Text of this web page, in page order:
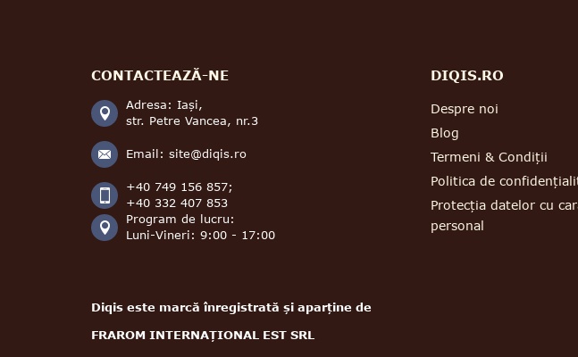
CONTACTEAZĂ-NE
Adresa: Iași,
str. Petre Vancea, nr.3
Email: site@diqis.ro
+40 749 156 857;
+40 332 407 853
Program de lucru:
Luni-Vineri: 9:00 - 17:00
Diqis este marcă înregistrată și aparține de
FRAROM INTERNAȚIONAL EST SRL
DIQIS.RO
Despre noi
Blog
Termeni & Condiții
Politica de
Protecția datelor cu
personal